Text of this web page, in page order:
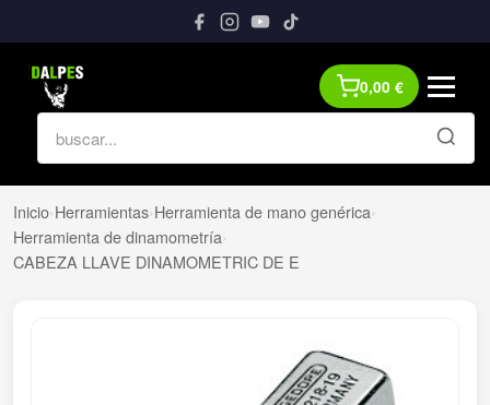
0,00 €
Inicio›Herramientas›Herramienta de mano genérica›
Herramienta de dinamometría›
CABEZA LLAVE DINAMOMETRIC DE E